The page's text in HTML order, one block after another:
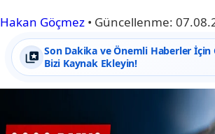
Hakan Göçmez • Güncellenme:
Son Dakika ve Önemli Haberler
Bizi Kaynak Ekleyin!